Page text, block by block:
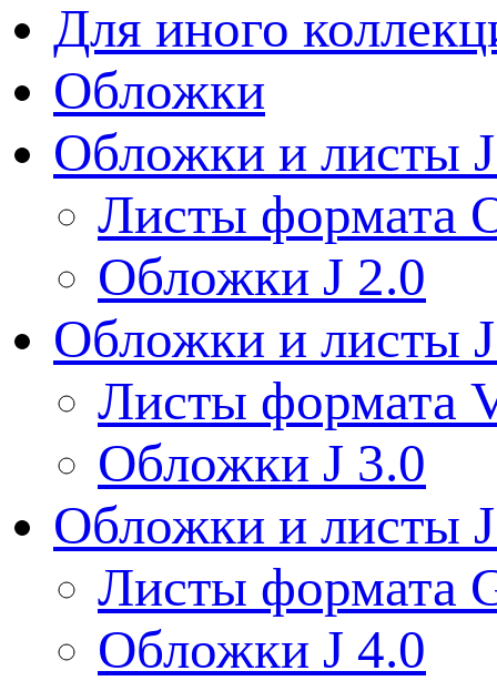
Для иного
Обложки
Обложки и листы
Листы формата
Обложки J 2.0
Обложки и листы
Листы формата
Обложки J 3.0
Обложки и листы
Листы формата
Обложки J 4.0